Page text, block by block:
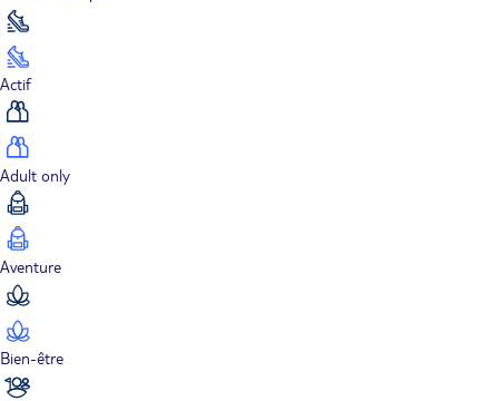
Actif
Adult only
Aventure
Bien-être